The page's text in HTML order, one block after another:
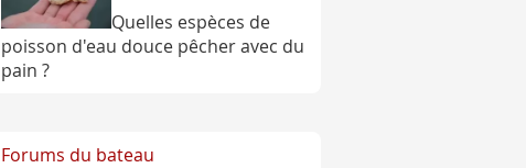
Quelles espèces de
poisson d'eau douce pêcher avec du
pain ?
Forums du bateau